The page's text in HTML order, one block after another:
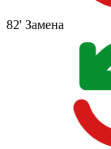
82' Замена